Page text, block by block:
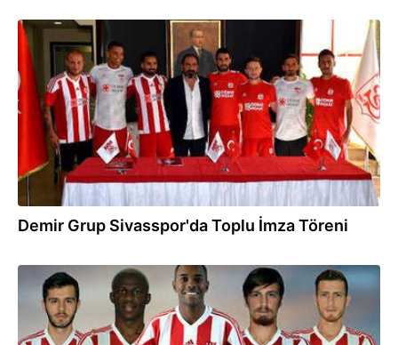
09.08.2018
Demir Grup Sivasspor'da Toplu İmza Töreni
07.08.2018